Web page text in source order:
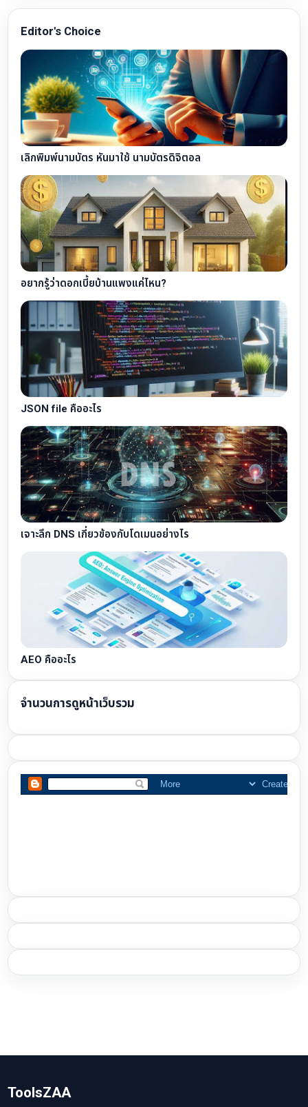
Editor's Choice
เลิกพิมพ์นามบัตร หันมาใช้ นามบัตรดิจิตอล
อยากรู้ว่าดอกเบี้ยบ้านแพงแค่ไหน?
JSON file คืออะไร
เจาะลึก DNS เกี่ยวข้องกับโดเมนอย่างไร
AEO คืออะไร
จำนวนการดูหน้าเว็บรวม
ToolsZAA